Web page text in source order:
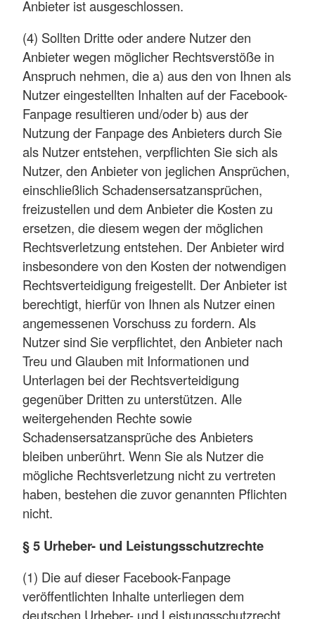
Anbieter ist ausgeschlossen.
(4) Sollten Dritte oder andere Nutzer den
Anbieter wegen möglicher Rechtsverstöße in
Anspruch nehmen, die a) aus den von Ihnen als
Nutzer eingestellten Inhalten auf der Facebook-
Fanpage resultieren und/oder b) aus der
Nutzung der Fanpage des Anbieters durch Sie
als Nutzer entstehen, verpflichten Sie sich als
Nutzer, den Anbieter von jeglichen Ansprüchen,
einschließlich Schadensersatzansprüchen,
freizustellen und dem Anbieter die Kosten zu
ersetzen, die diesem wegen der möglichen
Rechtsverletzung entstehen. Der Anbieter wird
insbesondere von den Kosten der notwendigen
Rechtsverteidigung freigestellt. Der Anbieter ist
berechtigt, hierfür von Ihnen als Nutzer einen
angemessenen Vorschuss zu fordern. Als
Nutzer sind Sie verpflichtet, den Anbieter nach
Treu und Glauben mit Informationen und
Unterlagen bei der Rechtsverteidigung
gegenüber Dritten zu unterstützen. Alle
weitergehenden Rechte sowie
Schadensersatzansprüche des Anbieters
bleiben unberührt. Wenn Sie als Nutzer die
mögliche Rechtsverletzung nicht zu vertreten
haben, bestehen die zuvor genannten Pflichten
nicht.
§ 5 Urheber- und Leistungsschutzrechte
(1) Die auf dieser Facebook-Fanpage
veröffentlichten Inhalte unterliegen dem
deutschen Urheber- und Leistungsschutzrecht.